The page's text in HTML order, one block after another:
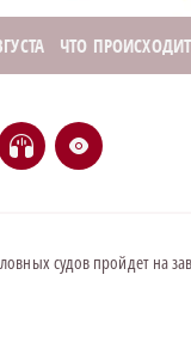
ЧТО
H e
судов пройдет на